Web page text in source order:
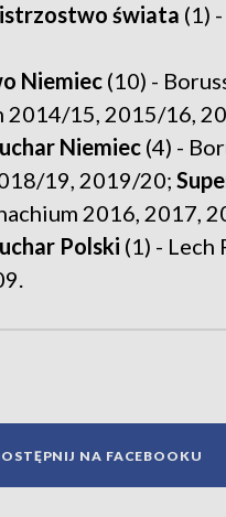
świata (1)
Niemiec (10) -
2014/15, 2015/16,
Niemiec (4) -
19, 2019/20;
2016, 2017,
Polski (1) - Lech
NA FACEBOOKU